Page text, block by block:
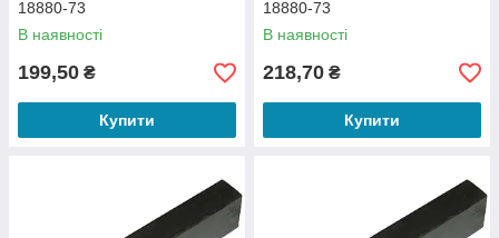
18880-73
В наявності
199,50 ₴
Купити
18880-73
В наявності
218,70 ₴
Купити